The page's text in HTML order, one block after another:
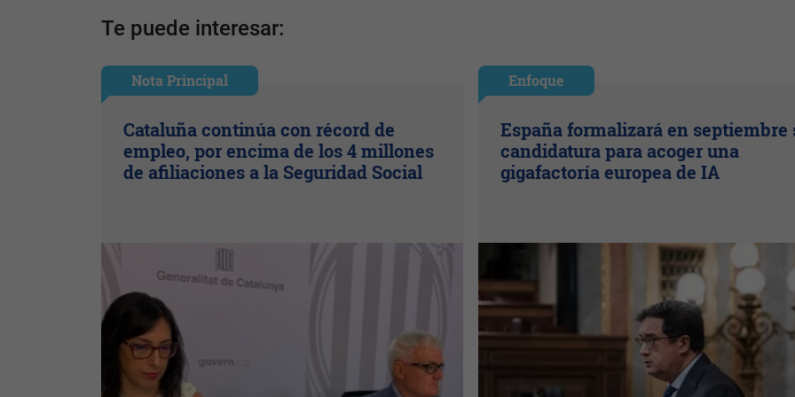
Te puede interesar:
Nota Principal
Cataluña continúa con récord de
empleo, por encima de los 4 millones
de afiliaciones a la Seguridad Social
Enfoque
España formalizará en septiembre
candidatura para acoger una
gigafactoría europea de IA